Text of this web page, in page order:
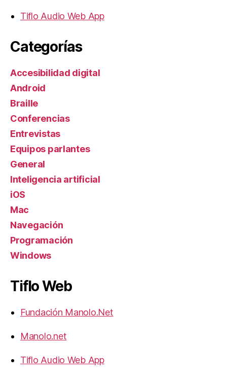
Tiflo Audio Web App
Categorías
Accesibilidad digital
Android
Braille
Conferencias
Entrevistas
Equipos parlantes
General
Inteligencia artificial
iOS
Mac
Navegación
Programación
Windows
Tiflo Web
Fundación Manolo.Net
Manolo.net
Tiflo Audio Web App